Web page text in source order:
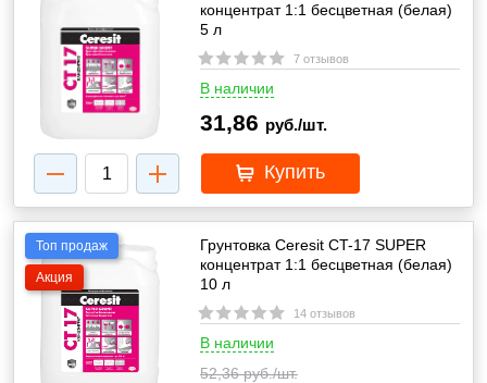
концентрат 1:1 бесцветная (белая)
5 л
7 отзывов
В наличии
31,86 руб./шт.
Купить
Топ продаж
Акция
Грунтовка Ceresit CT-17 SUPER
концентрат 1:1 бесцветная (белая)
10 л
14 отзывов
В наличии
52,36руб./шт.